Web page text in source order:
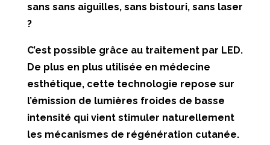
sans sans aiguilles, sans bistouri, sans laser
?
C’est possible grâce au traitement par LED.
De plus en plus utilisée en médecine
esthétique, cette technologie repose sur
l’émission de lumières froides de basse
intensité qui vient stimuler naturellement
les mécanismes de régénération cutanée.